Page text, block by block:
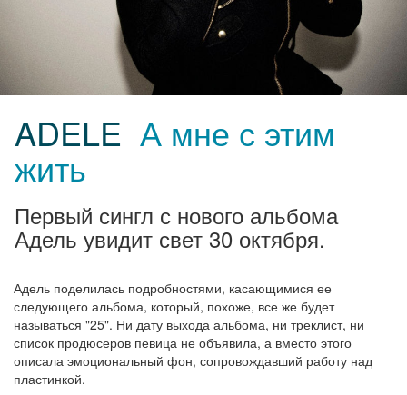
ADELE А мне с этим
жить
Первый сингл с нового альбома
Адель увидит свет 30 октября.
Адель поделилась подробностями, касающимися ее
следующего альбома, который, похоже, все же будет
называться "25". Ни дату выхода альбома, ни треклист, ни
список продюсеров певица не объявила, а вместо этого
описала эмоциональный фон, сопровождавший работу над
пластинкой.